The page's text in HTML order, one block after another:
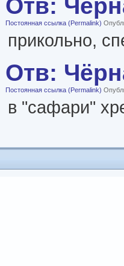
Постоянная ссылка (Permalink)
прикольно,
Отв:
Постоянная ссылка (Permalink)
в "сафари"